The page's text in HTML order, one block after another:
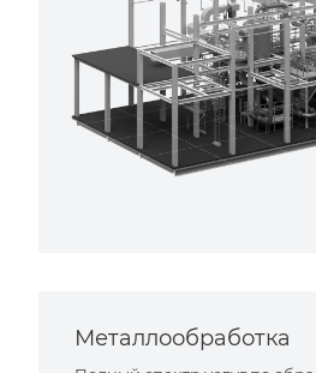
Металлообработка